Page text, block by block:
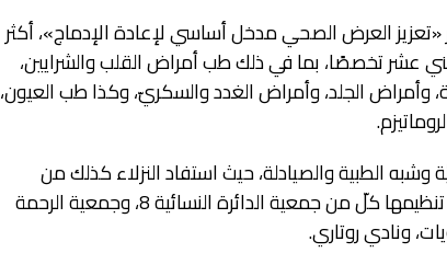
العرض الصحي مدخل أساسي لإعادة الإدماج»، أكثر
عشر تخصصًا، بما في ذلك طب أمراض القلب والشرايين،
وأمراض الجلد، وأمراض الغدد والسكريّ، وكذا طب العيون،
أكثر 32 من الأطر الطبّيَّة وشبه الطبية والصيادلة، حيث استفاد النزلاء كذلك من
أدوية مجانية وفرتها لهم القافلة، الَّتِي ساهم في تنظيمها كلّ من جمعية الدائرة النسائية 8، وجمعية الرحمة
ونادي روتاري.